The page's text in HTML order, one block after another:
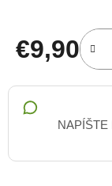
€9,90
Jednotková
NAPÍŠTE